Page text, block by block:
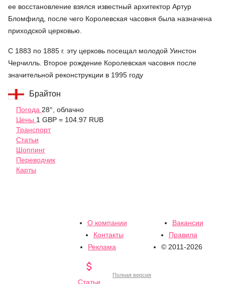
ее восстановление взялся известный архитектор Артур
Бломфилд, после чего Королевская часовня была назначена
приходской церковью.
С 1883 по 1885 г. эту церковь посещал молодой Уинстон
Черчилль. Второе рождение Королевская часовня после
значительной реконструкции в 1995 году
Брайтон
Погода 28°, облачно
Цены 1 GBP = 104.97 RUB
Транспорт
Статьи
Шоппинг
Переводчик
Карты
О компании
Вакансии
Контакты
Правила
Реклама
© 2011-2026

Статьи
Полная версия